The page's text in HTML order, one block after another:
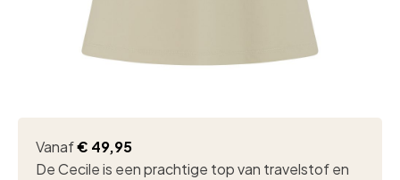
Vanaf€ 49,95
De Cecile is een prachtige top van travelstof en